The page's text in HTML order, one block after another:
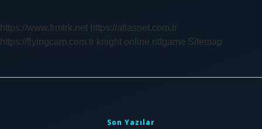
https://www.frmtrk.net https://atlasnet.com.tr
https://flyingcam.com.tr knight online nttgame Sitemap
Son Yazılar